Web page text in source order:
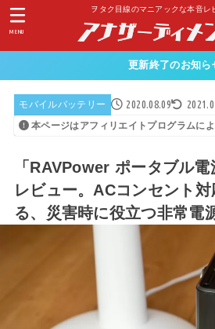
ヲタク目線のマニアックな本音レ
MENU
更新終了のお知ら
モバイルバッテリー 2020.08.09
本ページはアフィリエイトプログラムに
「RAVPower ポータブル電
レビュー。ACコンセント対
る、災害時に役立つ非常電